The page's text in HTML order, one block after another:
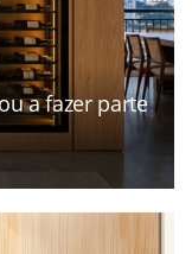
a fazer parte